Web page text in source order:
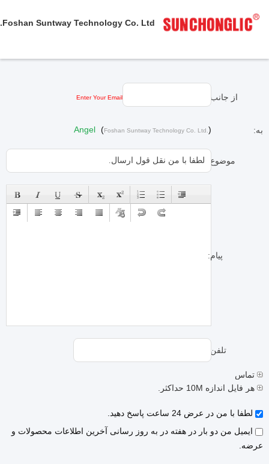
Foshan Suntway Technology Co. Ltd.
از جانب: Enter Your Email
به: Angel (Foshan Suntway Technology Co. Ltd. )
موضوع:
پیام:
تلفن:
تماس
هر فایل اندازه 10M حداکثر.
لطفا با من در عرض 24 ساعت پاسخ دهید.
ایمیل من دو بار در هفته در به روز رسانی آخرین اطلاعات محصولات و
عرضه.